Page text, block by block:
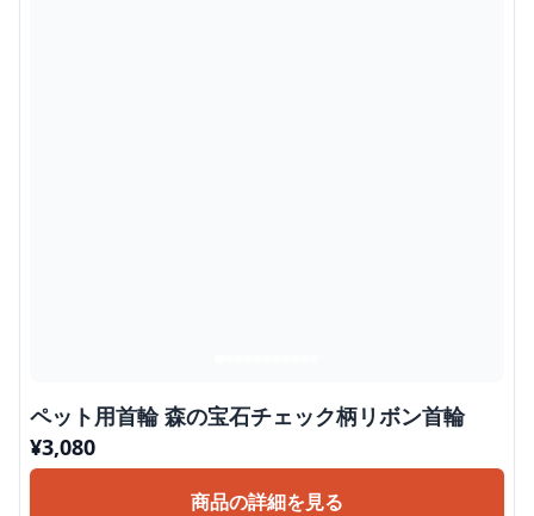
ペット用首輪 森の宝石チェック柄リボン首輪
¥3,080
商品の詳細を見る